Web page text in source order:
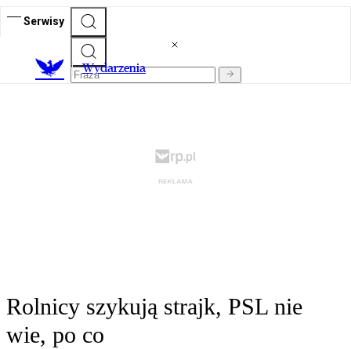
Serwisy
Wydarzenia
Rolnicy szykują strajk, PSL nie
wie, po co